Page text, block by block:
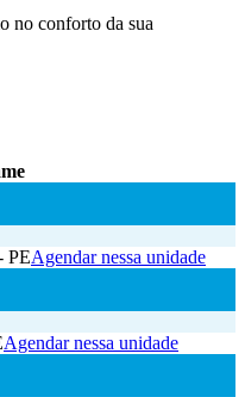
no conforto da sua
PEAgendar nessa unidade
Agendar nessa unidade